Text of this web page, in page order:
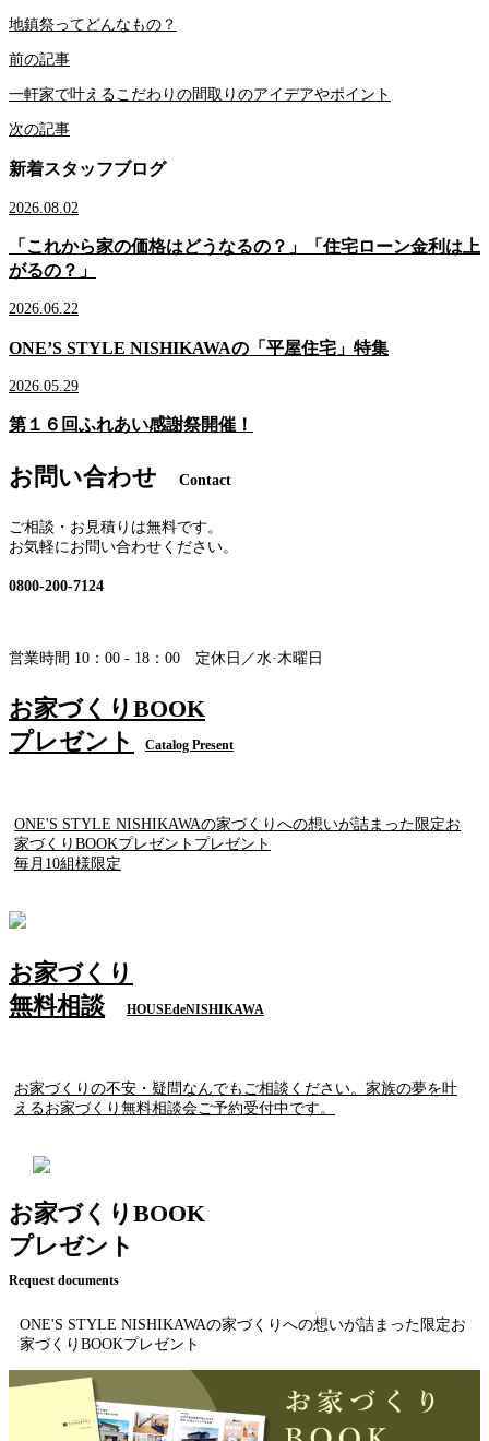
地鎮祭ってどんなもの？
前の記事
一軒家で叶えるこだわりの間取りのアイデアやポイント
次の記事
新着スタッフブログ
2026.08.02
「これから家の価格はどうなるの？」「住宅ローン金利は上
がるの？」
2026.06.22
ONE’S STYLE NISHIKAWAの「平屋住宅」特集
2026.05.29
第１６回ふれあい感謝祭開催！
お問い合わせ Contact
ご相談・お見積りは無料です。
お気軽にお問い合わせください。
0800-200-7124
営業時間 10：00 - 18：00 定休日／水·木曜日
お家づくりBOOK
プレゼント
Catalog Present
ONE'S STYLE NISHIKAWAの家づくりへの想いが詰まった限定お
家づくりBOOKプレゼントプレゼント
毎月10組様限定
お家づくり
無料相談
HOUSEdeNISHIKAWA
お家づくりの不安・疑問なんでもご相談ください。家族の夢を叶
えるお家づくり無料相談会ご予約受付中です。
お家づくりBOOK
プレゼント
Request documents
ONE'S STYLE NISHIKAWAの家づくりへの想いが詰まった限定お
家づくりBOOKプレゼント